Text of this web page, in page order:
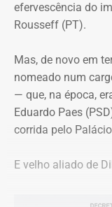
efervescência do
Rousseff (PT).
Mas, de novo em
nomeado num
— que, na época,
Eduardo Paes
corrida pelo
E velho aliado de